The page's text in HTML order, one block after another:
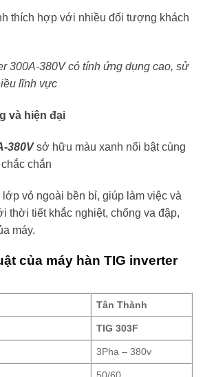
thích hợp với nhiều đối tượng khách
300A-380V có tính ứng dụng cao, sử
lĩnh vực
và hiện đại
380Vsở hữu màu xanh nổi bật cùng
chắn
vỏ ngoài bền bỉ, giúp làm việc và
thời tiết khắc nghiệt, chống va đập,
máy.
của máy hàn TIG inverter
Tân Thành
TIG 303F
3Pha – 380v